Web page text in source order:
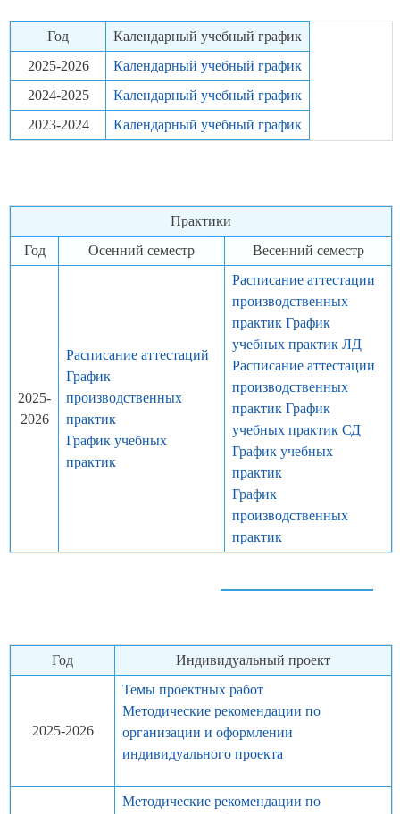
Год
Календарный учебный график
2025-2026
Календарный учебный график
2024-2025
Календарный учебный график
2023-2024
Календарный учебный график
Практики
Год
Осенний семестр Весенний семестр
2025-
2026
Расписание аттестаций
График
производственных
практик
График учебных
практик
Расписание аттестации
производственных
практик График
учебных практик ЛД
Расписание аттестации
производственных
практик График
учебных практик СД
График учебных
практик
График
производственных
практик
Год Индивидуальный проект
2025-2026
Темы проектных работ
Методические рекомендации по
организации и оформлении
индивидуального проекта
Методические рекомендации по